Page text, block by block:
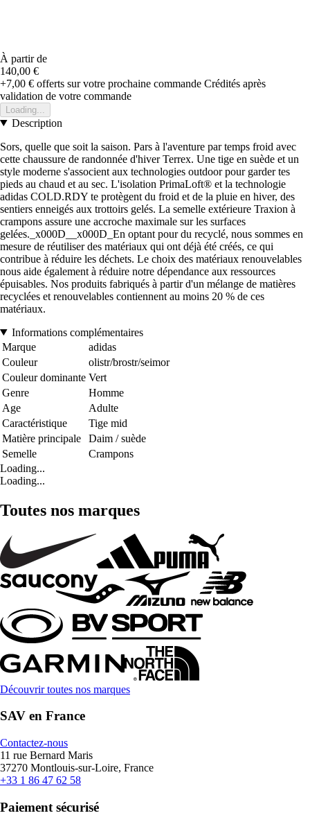
À partir de
140,00 €
+7,00 € offerts sur votre prochaine commande Crédités après
validation de votre commande
Loading...
Description
Sors, quelle que soit la saison. Pars à l'aventure par temps froid avec
cette chaussure de randonnée d'hiver Terrex. Une tige en suède et un
style moderne s'associent aux technologies outdoor pour garder tes
pieds au chaud et au sec. L'isolation PrimaLoft® et la technologie
adidas COLD.RDY te protègent du froid et de la pluie en hiver, des
sentiers enneigés aux trottoirs gelés. La semelle extérieure Traxion à
crampons assure une accroche maximale sur les surfaces
gelées._x000D__x000D_En optant pour du recyclé, nous sommes en
mesure de réutiliser des matériaux qui ont déjà été créés, ce qui
contribue à réduire les déchets. Le choix des matériaux renouvelables
nous aide également à réduire notre dépendance aux ressources
épuisables. Nos produits fabriqués à partir d'un mélange de matières
recyclées et renouvelables contiennent au moins 20 % de ces
matériaux.
Informations complémentaires
Marque
adidas
Couleur
olistr/brostr/seimor
Couleur dominante Vert
Genre
Homme
Age
Adulte
Caractéristique
Tige mid
Matière principale
Daim / suède
Semelle
Crampons
Loading...
Loading...
Toutes nos marques
Découvrir toutes nos marques
SAV en France
Contactez-nous
11 rue Bernard Maris
37270 Montlouis-sur-Loire, France
+33 1 86 47 62 58
Paiement sécurisé